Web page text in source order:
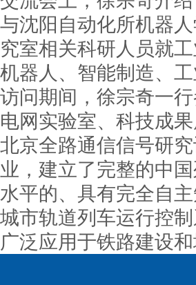
与沈阳自动化所机器
究室相关科研人员就
机器人、智能制造、
访问期间，徐宗奇一
电网实验室、科技成
北京全路通信信号研
业，建立了完整的中
水平的、具有完全自
城市轨道列车运行控
广泛应用于铁路建设